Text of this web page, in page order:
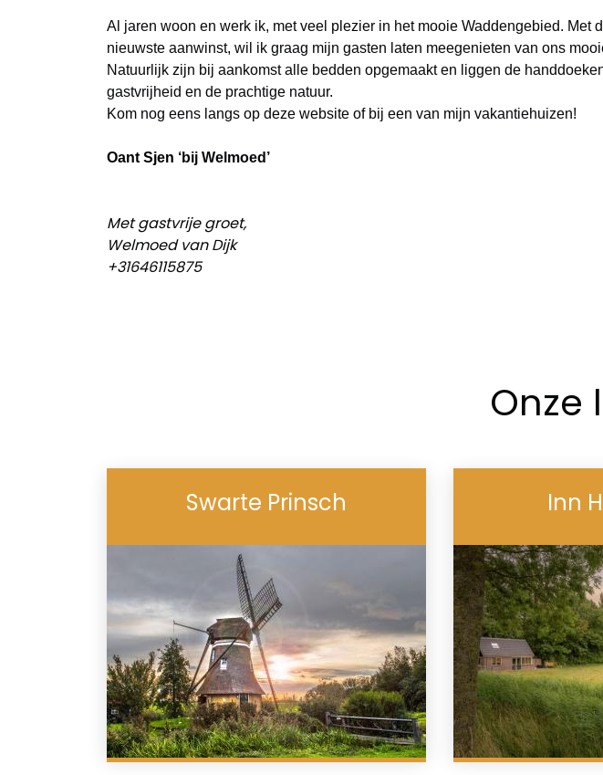
Al jaren woon en werk ik, met veel plezier in het mooie Waddengebied. Met
nieuwste aanwinst, wil ik graag mijn gasten laten meegenieten van ons
Natuurlijk zijn bij aankomst alle bedden opgemaakt en liggen de
gastvrijheid en de prachtige natuur.
Kom nog eens langs op deze website of bij een van mijn vakantiehuizen!
Oant Sjen ‘bij Welmoed’
Met gastvrije groet,
Welmoed van Dijk
+31646115875
Onze
Swarte Prinsch Inn